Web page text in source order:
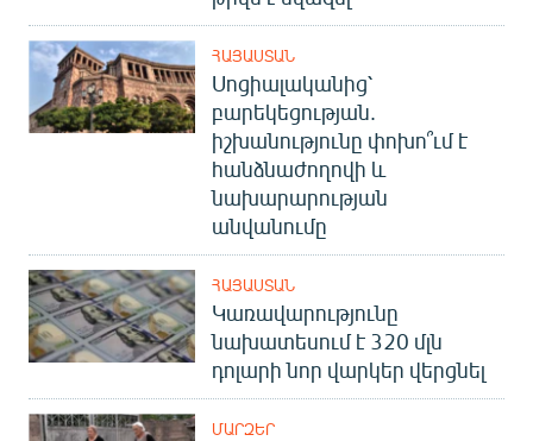
ՀԱՅԱՍՏԱՆ
Սոցիալականից՝
բարեկեցության.
իշխանությունը փոխո՞ւմ է
հանձնաժողովի և
նախարարության
անվանումը
ՀԱՅԱՍՏԱՆ
Կառավարությունը
նախատեսում է 320 մլն
դոլարի նոր վարկեր վերցնել
ՄԱՐԶԵՐ